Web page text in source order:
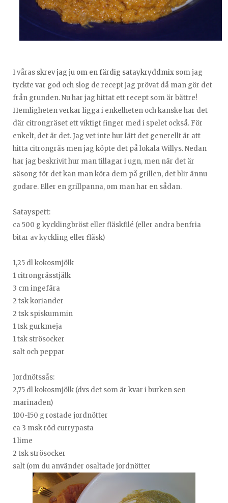
I våras skrev jag ju om en färdig sataykryddmix som jag
tyckte var god och slog de recept jag prövat då man gör det
från grunden. Nu har jag hittat ett recept som är bättre!
Hemligheten verkar ligga i enkelheten och kanske har det
där citrongräset ett viktigt finger med i spelet också. För
enkelt, det är det. Jag vet inte hur lätt det generellt är att
hitta citrongräs men jag köpte det på lokala Willys. Nedan
har jag beskrivit hur man tillagar i ugn, men när det är
säsong för det kan man köra dem på grillen, det blir ännu
godare. Eller en grillpanna, om man har en sådan.
Satayspett:
ca 500 g kycklingbröst eller fläskfilé (eller andra benfria
bitar av kyckling eller fläsk)
1,25 dl kokosmjölk
1 citrongrässtjälk
3 cm ingefära
2 tsk koriander
2 tsk spiskummin
1 tsk gurkmeja
1 tsk strösocker
salt och peppar
Jordnötssås:
2,75 dl kokosmjölk (dvs det som är kvar i burken sen
marinaden)
100-150 g rostade jordnötter
ca 3 msk röd currypasta
1 lime
2 tsk strösocker
salt (om du använder osaltade jordnötter